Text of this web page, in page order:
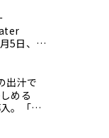
社員の
る特別
5日、
』新宿
出汁で
める
。「天
ス梅田